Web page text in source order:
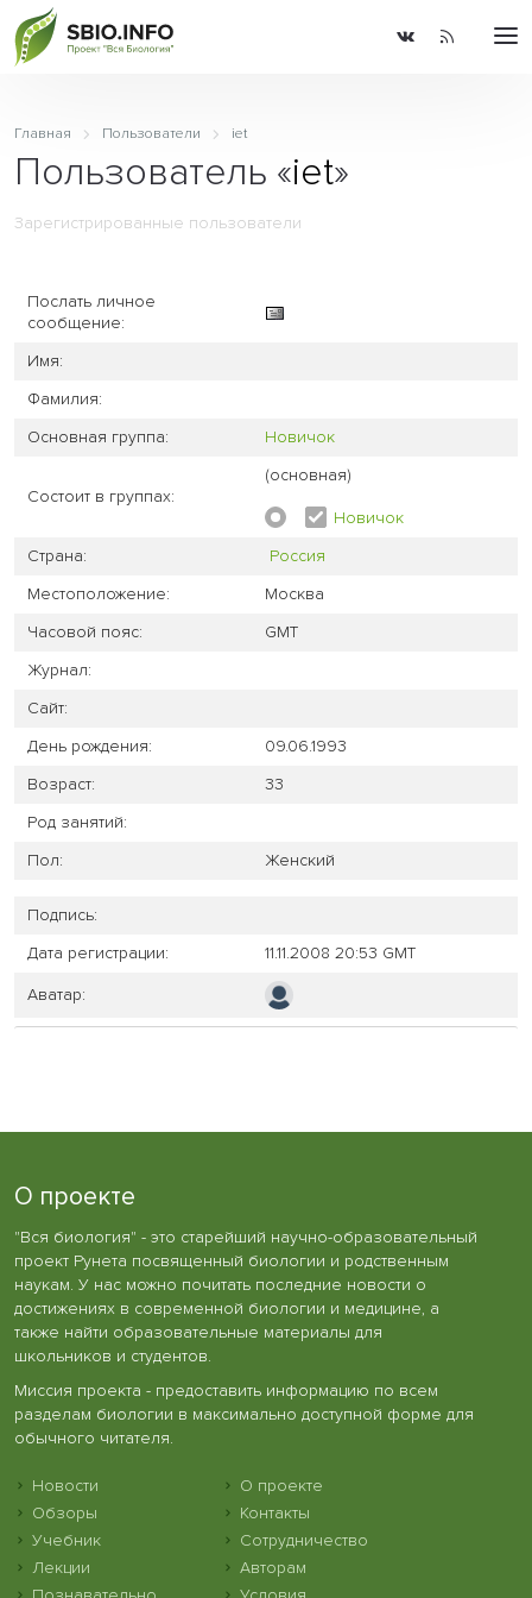
Главная Пользователи iet
Пользователь «iet»
Зарегистрированные пользователи
Послать личное
сообщение:
Имя:
Фамилия:
Основная группа:
Новичок
Состоит в группах:
(основная)
Новичок
Страна:
Россия
Местоположение:
Москва
Часовой пояс:
GMT
Журнал:
Сайт:
День рождения:
09.06.1993
Возраст:
33
Род занятий:
Пол:
Женский
Подпись:
Дата регистрации:
11.11.2008 20:53 GMT
Аватар:
О проекте
"Вся биология" - это старейший научно-образовательный
проект Рунета посвященный биологии и родственным
наукам. У нас можно почитать последние новости о
достижениях в современной биологии и медицине, а
также найти образовательные материалы для
школьников и студентов.
Миссия проекта - предоставить информацию по всем
разделам биологии в максимально доступной форме для
обычного читателя.
Новости
Обзоры
Учебник
Лекции
О проекте
Контакты
Сотрудничество
Авторам